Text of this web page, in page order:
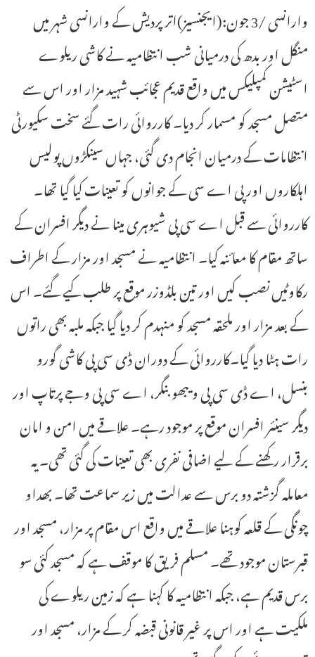
وارانسی /3 جون:(ایجنسیز)اتر پردیش کے وارانسی شہر میں
منگل اور بدھ کی درمیانی شب انتظامیہ نے کاشی ریلوے
اسٹیشن کمپلیکس میں واقع قدیم عجائب شہید مزار اور اس سے
متصل مسجد کو مسمار کر دیا۔ کارروائی رات گئے سخت سکیورٹی
انتظامات کے درمیان انجام دی گئی، جہاں سینکڑوں پولیس
اہلکاروں اور پی اے سی کے جوانوں کو تعینات کیا گیا تھا۔
کارروائی سے قبل اے سی پی شیوہری مینا نے دیگر افسران کے
ساتھ مقام کا معائنہ کیا۔ انتظامیہ نے مسجد اور مزار کے اطراف
رکاوٹیں نصب کیں اور تین بلڈوزر موقع پر طلب کیے گئے۔ اس
کے بعد مزار اور ملحقہ مسجد کو منہدم کر دیا گیا جبکہ ملبہ بھی راتوں
رات ہٹا دیا گیا۔کارروائی کے دوران ڈی سی پی کاشی گورو
بنسل، اے ڈی سی پی ویبھو بنگر، اے سی پی وجے پرتاپ اور
دیگر سینئر افسران موقع پر موجود رہے۔ علاقے میں امن و امان
برقرار رکھنے کے لیے اضافی نفری بھی تعینات کی گئی تھی۔یہ
معاملہ گزشتہ دو برس سے عدالت میں زیر سماعت تھا۔ بھداو
چونگی کے قلعہ کوہنا علاقے میں واقع اس مقام پر مزار، مسجد اور
قبرستان موجود تھے۔ مسلم فریق کا موقف ہے کہ مسجد کئی سو
برس قدیم ہے، جبکہ انتظامیہ کا کہنا ہے کہ زمین ریلوے کی
ملکیت ہے اور اس پر غیر قانونی قبضہ کر کے مزار، مسجد اور